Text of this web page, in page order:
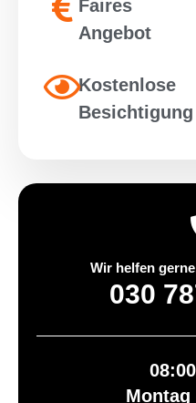
Faires
Angebot
Kostenlose
Besichtigung
Wir helfen
030
Montag